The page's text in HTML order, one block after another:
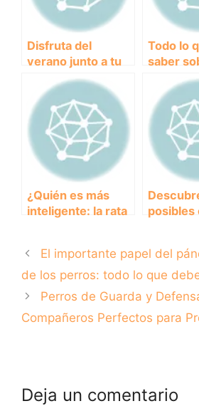
Disfruta del
verano junto a tu
mejor amigo:
consejos para
llevar a tu perro a
la playa
Todo lo
saber
pulga
¿Quién es más
inteligente: la rata
entre dos de los
animales más
inteligentes del
mundo.
posibles
El importante papel del
de los perros: todo lo que
Perros de Guarda y
Compañeros Perfectos para
Deja un comentario